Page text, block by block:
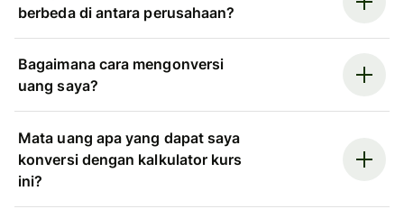
berbeda di antara perusahaan?
Bagaimana cara mengonversi
uang saya?
Mata uang apa yang dapat saya
konversi dengan kalkulator kurs
ini?